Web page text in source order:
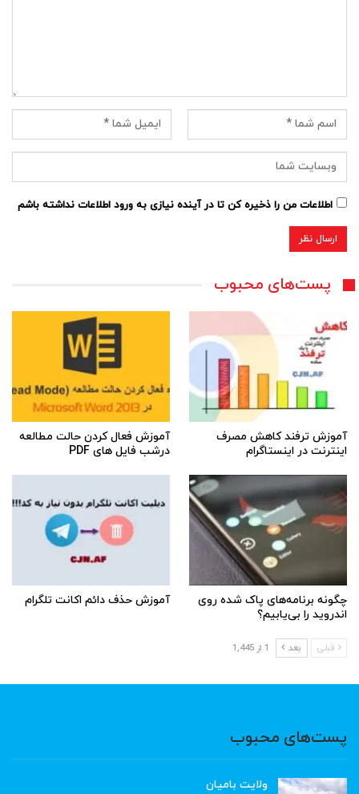
اطلاعات من را ذخیره کن تا در آینده نیازی به ورود اطلاعات نداشته باشم
پست‌های محبوب
آموزش ترفند کاهش مصرف
اینترنت در اینستاگرام
آموزش فعال کردن حالت مطالعه
درشب فایل های PDF
چگونه برنامه‌های پاک شده روی
اندروید را بی‌یابیم؟
آموزش حذف دائم اکانت تلگرام
قبلی بعد 1 از 1,445
پست‌های محبوب
ولایت بامیان